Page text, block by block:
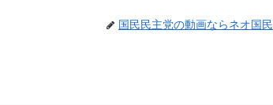
国民民主党の動画ならネオ国民